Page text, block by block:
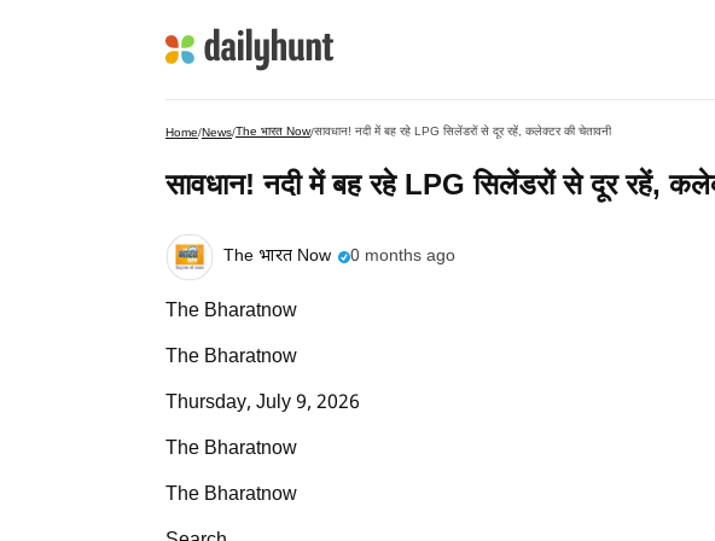
Home/News/The भारत Now/सावधान! नदी में बह रहे LPG सिलेंडरों से दूर रहें, कलेक्टर की चेतावनी
सावधान! नदी में बह रहे LPG सिलेंडरों से दूर रहें,
The भारत Now 0 months ago
The Bharatnow
The Bharatnow
Thursday, July 9, 2026
The Bharatnow
The Bharatnow